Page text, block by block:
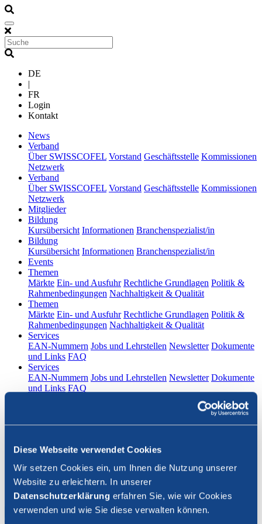
Diese Webseite verwendet Cookies
Wir setzen Cookies ein, um Ihnen die Nutzung unserer
Website zu erleichtern. In unserer
Datenschutzerklärung erfahren Sie, wie wir Cookies
verwenden und wie Sie diese verwalten können.
DE
|
FR
Login
Kontakt
News(current)
Verband
Über SWISSCOFEL Vorstand Geschäftsstelle Kommissionen
Netzwerk
Verband
Über SWISSCOFEL Vorstand Geschäftsstelle Kommissionen
Netzwerk
Mitglieder(current)
Bildung(current)
Kursübersicht Informationen Branchenspezialist/in
Bildung(current)
Kursübersicht Informationen Branchenspezialist/in
Events(current)
Themen
Märkte Ein- und Ausfuhr Rechtliche Grundlagen Politik &
Rahmenbedingungen Nachhaltigkeit & Qualität
Themen
Märkte Ein- und Ausfuhr Rechtliche Grundlagen Politik &
Rahmenbedingungen Nachhaltigkeit & Qualität
Services(current)
EAN-Nummern Jobs und Lehrstellen Newsletter Dokumente
und Links FAQ
Services(current)
EAN-Nummern Jobs und Lehrstellen Newsletter Dokumente
und Links FAQ
FR
Login
Suche schliessen